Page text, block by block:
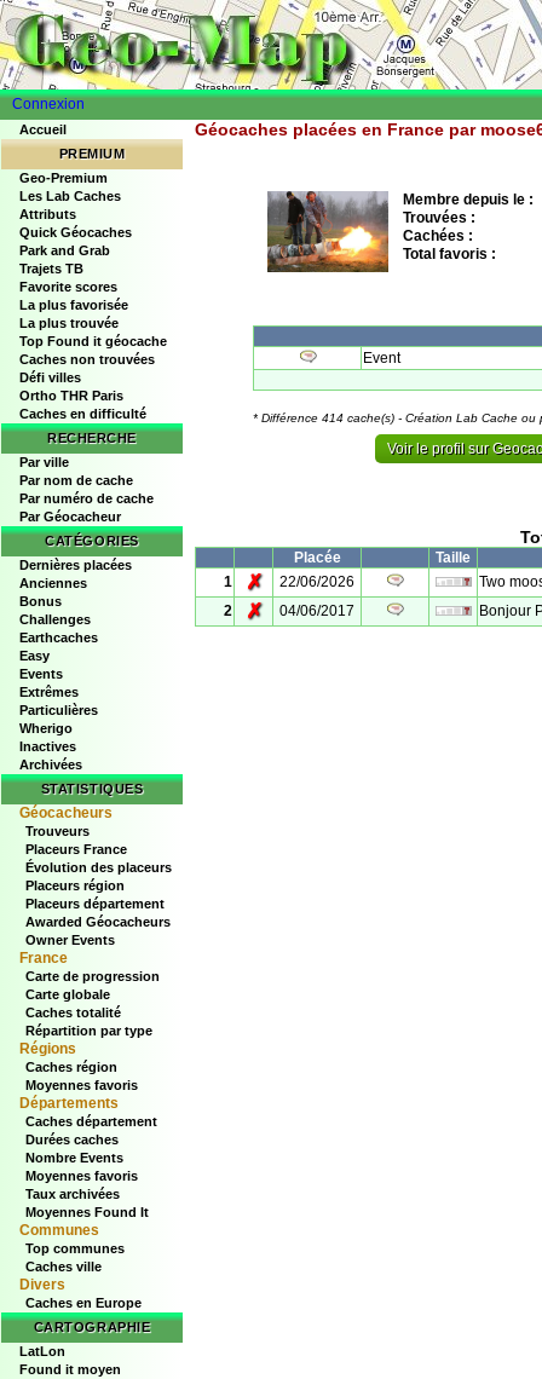
Connexion
Accueil
PREMIUM
Geo-Premium
Les Lab Caches
Attributs
Quick Géocaches
Park and Grab
Trajets TB
Favorite scores
La plus favorisée
La plus trouvée
Top Found it géocache
Caches non trouvées
Défi villes
Ortho THR Paris
Caches en difficulté
RECHERCHE
Par ville
Par nom de cache
Par numéro de cache
Par Géocacheur
CATÉGORIES
Dernières placées
Anciennes
Bonus
Challenges
Earthcaches
Easy
Events
Extrêmes
Particulières
Wherigo
Inactives
Archivées
STATISTIQUES
Géocacheurs
Trouveurs
Placeurs France
Évolution des placeurs
Placeurs région
Placeurs département
Awarded Géocacheurs
Owner Events
France
Carte de progression
Carte globale
Caches totalité
Répartition par type
Régions
Caches région
Moyennes favoris
Départements
Caches département
Durées caches
Nombre Events
Moyennes favoris
Taux archivées
Moyennes Found It
Communes
Top communes
Caches ville
Divers
Caches en Europe
CARTOGRAPHIE
LatLon
Found it moyen
Géocaches placées en France par
Membre depuis le :
Trouvées :
Cachées :
Total favoris :
Event
* Différence 414 cache(s) - Création Lab Cache ou
Voir le profil sur
Placée
Taille
1
✗ 22/06/2026
Two
2
✗ 04/06/2017 Bonjour